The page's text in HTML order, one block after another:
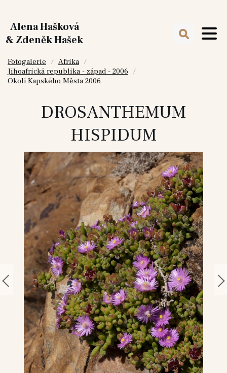
Alena Hašková
& Zdeněk Hašek
Fotogalerie
Afrika
Jihoafrická republika - západ - 2006
Okolí Kapského Města 2006
DROSANTHEMUM
HISPIDUM